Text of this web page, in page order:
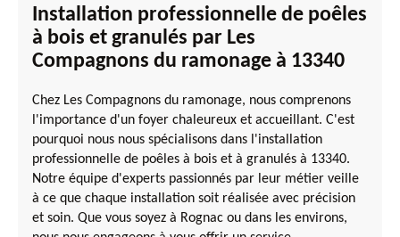
Installation professionnelle de poêles
à bois et granulés par Les
Compagnons du ramonage à 13340
Chez Les Compagnons du ramonage, nous comprenons
l'importance d'un foyer chaleureux et accueillant. C'est
pourquoi nous nous spécialisons dans l'installation
professionnelle de poêles à bois et à granulés à 13340.
Notre équipe d'experts passionnés par leur métier veille
à ce que chaque installation soit réalisée avec précision
et soin. Que vous soyez à Rognac ou dans les environs,